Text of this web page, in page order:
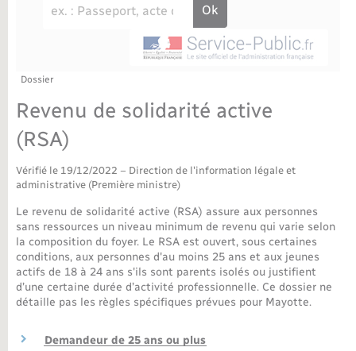
Recensement militaire
Info jeunes
Maison des jeunes (11-17 ans)
Associations
Saison culturelle
Bibliothèques
Sport
Tourisme
Bornes de recharge électrique
Travaux - Autorisation d’occupation de l’espace
Agenda
La Communauté de communes
Plan interactif
Dossier
Revenu de solidarité active
(RSA)
Vérifié le 19/12/2022 – Direction de l'information légale et
administrative (Première ministre)
Le revenu de solidarité active (RSA) assure aux personnes
sans ressources un niveau minimum de revenu qui varie selon
la composition du foyer. Le RSA est ouvert, sous certaines
conditions, aux personnes d'au moins 25 ans et aux jeunes
actifs de 18 à 24 ans s'ils sont parents isolés ou justifient
d’une certaine durée d’activité professionnelle. Ce dossier ne
détaille pas les règles spécifiques prévues pour Mayotte.
Demandeur de 25 ans ou plus